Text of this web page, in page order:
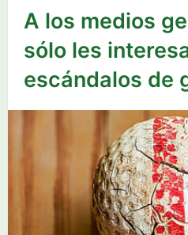
A los medios
sólo les
escándalos de